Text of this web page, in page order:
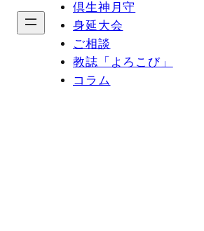
倶生神月守
身延大会
ご相談
教誌「よろこび」
コラム